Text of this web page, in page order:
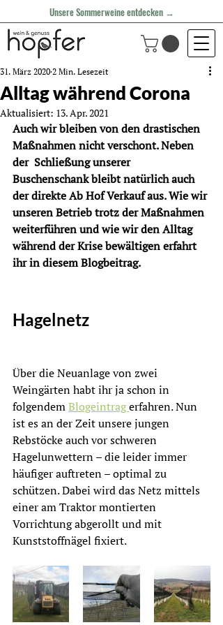
Unsere Sommerweine entdecken →
Alltag während Corona
31. März 2020 2 Min. Lesezeit
Aktualisiert: 13. Apr. 2021
Auch wir bleiben von den drastischen
Maßnahmen nicht verschont. Neben
der  Schließung unserer
Buschenschank bleibt natürlich auch
der direkte Ab Hof Verkauf aus. Wie wir
unseren Betrieb trotz der Maßnahmen
weiterführen und wie wir den Alltag
während der Krise bewältigen erfahrt
ihr in diesem Blogbeitrag.
Hagelnetz
Über die Neuanlage von zwei
Weingärten habt ihr ja schon in
folgendem Blogeintrag erfahren. Nun
ist es an der Zeit unsere jungen
Rebstöcke auch vor schweren
Hagelunwettern – die leider immer
häufiger auftreten – optimal zu
schützen. Dabei wird das Netz mittels
einer am Traktor montierten
Vorrichtung abgerollt und mit
Kunststoffnägel fixiert.